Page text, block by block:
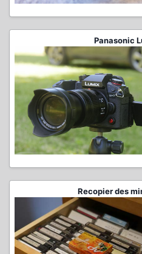
Panasonic
Recopier des